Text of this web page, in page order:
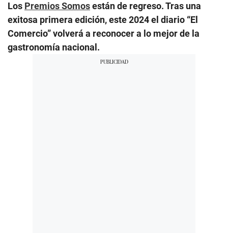
Los Premios Somosestán de regreso. Tras una
exitosa primera edición, este 2024 el diario “El
Comercio” volverá a reconocer a lo mejor de la
gastronomía nacional.